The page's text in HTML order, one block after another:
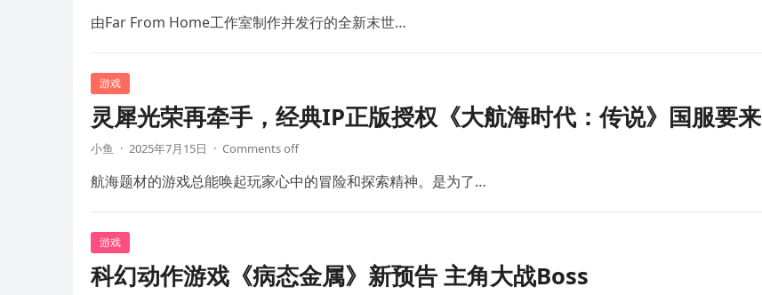
由Far From Home工作室制作并发行的全新末世…
游戏
灵犀光荣再牵手，经典IP正版授权《大航海时代：传说》国服要来
小鱼 · 2025年7月15日 · Comments off
航海题材的游戏总能唤起玩家心中的冒险和探索精神。是为了…
游戏
科幻动作游戏《病态金属》新预告 主角大战Boss